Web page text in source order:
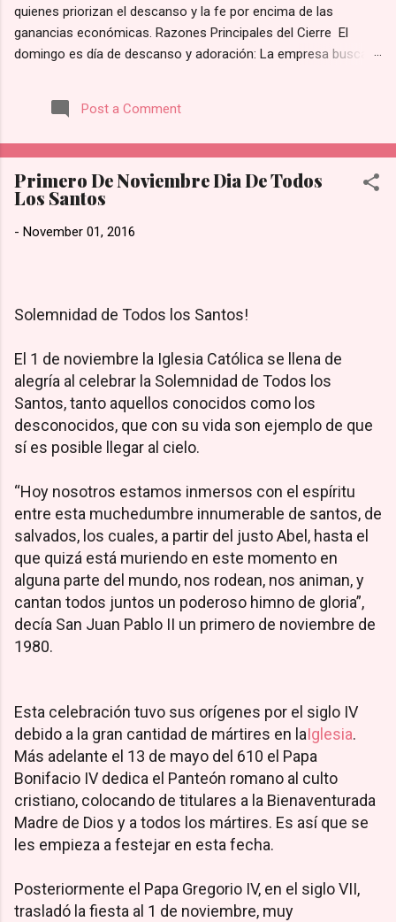
quienes priorizan el descanso y la fe por encima de las
ganancias económicas. Razones Principales del Cierre El
domingo es día de descanso y adoración: La empresa busca
Según su página web, la razón por la que Hobby Lobby cierra
los domingos es para “darles a nuestros empleados y clientes
publicado en su sección de Preguntas Frecuentes de Hobby
Lobby. Prioridad Sobre las Ganancias: La directiva reconoce
que esta medida representa una pérdida financiera sustancial
al no operar en un día de altas ventas. Sin embargo, sostienen
que se inaugur...
Post a Comment
Primero De Noviembre Dia De Todos
Los Santos
- November 01, 2016
Solemnidad de Todos los Santos!
El 1 de noviembre la Iglesia Católica se llena de
alegría al celebrar la Solemnidad de Todos los
Santos, tanto aquellos conocidos como los
desconocidos, que con su vida son ejemplo de que
sí es posible llegar al cielo.
“Hoy nosotros estamos inmersos con el espíritu
entre esta muchedumbre innumerable de santos, de
salvados, los cuales, a partir del justo Abel, hasta el
que quizá está muriendo en este momento en
alguna parte del mundo, nos rodean, nos animan, y
cantan todos juntos un poderoso himno de gloria”,
decía San Juan Pablo II un primero de noviembre de
1980.
Esta celebración tuvo sus orígenes por el siglo IV
debido a la gran cantidad de mártires en laIglesia.
Más adelante el 13 de mayo del 610 el Papa
Bonifacio IV dedica el Panteón romano al culto
cristiano, colocando de titulares a la Bienaventurada
Madre de Dios y a todos los mártires. Es así que se
les empieza a festejar en esta fecha.
Posteriormente el Papa Gregorio IV, en el siglo VII,
trasladó la fiesta al 1 de noviembre, muy